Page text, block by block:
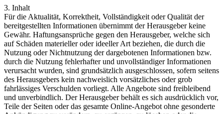
3. Inhalt
Für die Aktualität, Korrektheit, Vollständigkeit oder Qualität der
bereitgestellten Informationen übernimmt der Herausgeber keine
Gewähr. Haftungsansprüche gegen den Herausgeber, welche sich
auf Schäden materieller oder ideeller Art beziehen, die durch die
Nutzung oder Nichtnutzung der dargebotenen Informationen bzw.
durch die Nutzung fehlerhafter und unvollständiger Informationen
verursacht wurden, sind grundsätzlich ausgeschlossen, sofern seitens
des Herausgebers kein nachweislich vorsätzliches oder grob
fahrlässiges Verschulden vorliegt. Alle Angebote sind freibleibend
und unverbindlich. Der Herausgeber behält es sich ausdrücklich vor,
Teile der Seiten oder das gesamte Online-Angebot ohne gesonderte